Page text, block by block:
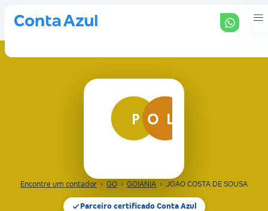
Encontre um contador › GO › GOIANIA › JOAO COSTA DE SOUSA
Parceiro certificado Conta Azul